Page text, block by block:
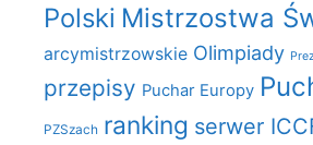
Polski Mistrzostwa
arcymistrzowskie Olimpiady
przepisy Puchar Europy
PZSzach ranking serwer